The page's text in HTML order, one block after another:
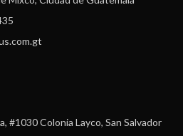
#1030 Colonia Layco, San Salvador